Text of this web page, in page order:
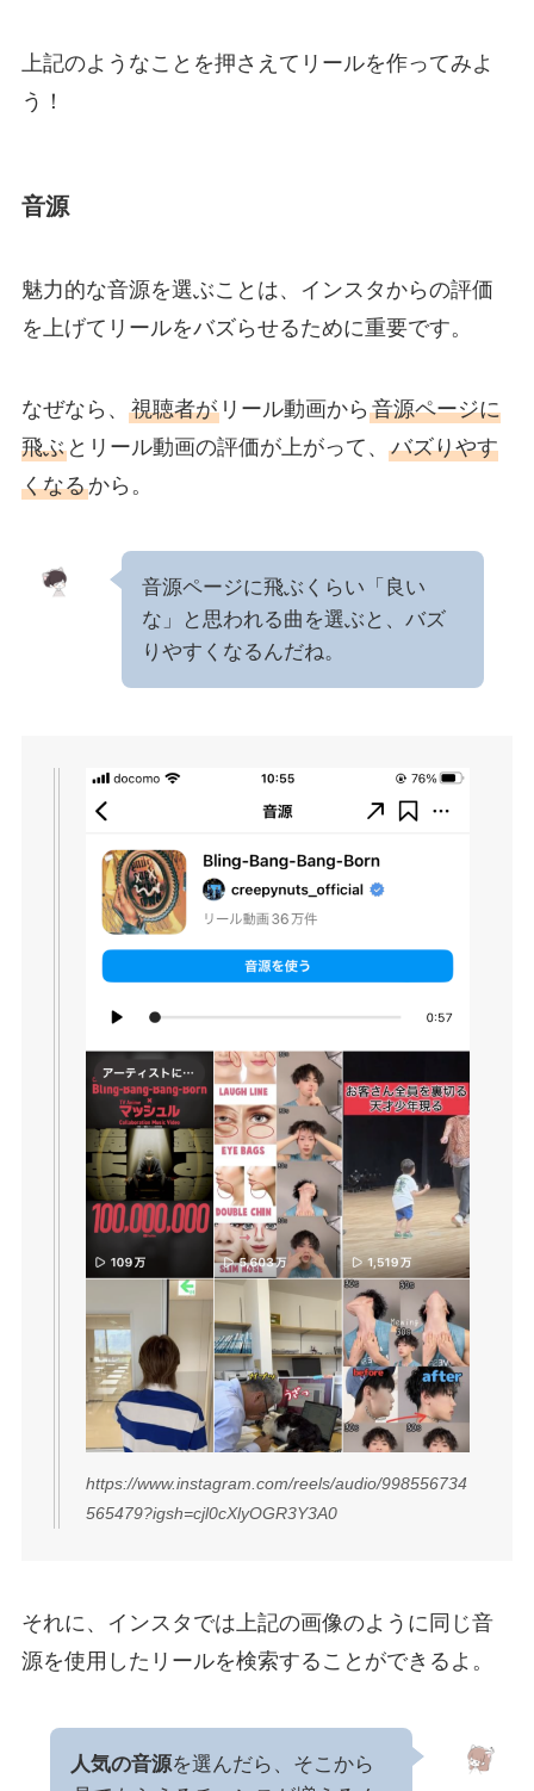
上記のようなことを押さえてリールを作ってみよ
う！
音源
魅力的な音源を選ぶことは、インスタからの評価
を上げてリールをバズらせるために重要です。
なぜなら、 視聴者がリール動画から 音源ページに
飛ぶとリール動画の評価が上がって、 バズりやす
くなるから。
音源ページに飛ぶくらい「良い
な」と思われる曲を選ぶと、バズ
りやすくなるんだね。
https://www.instagram.com/reels/audio/998556734
565479?igsh=cjl0cXlyOGR3Y3A0
それに、インスタでは上記の画像のように同じ音
源を使用したリールを検索することができるよ。
人気の音源を選んだら、そこから